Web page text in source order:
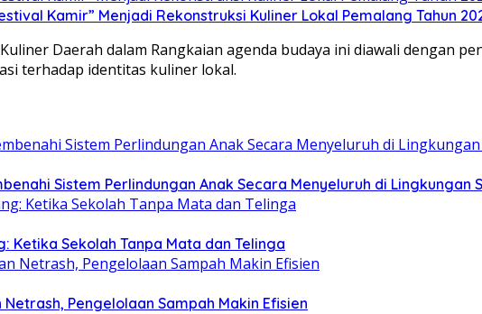
Kamir” Menjadi Rekonstruksi Kuliner Lokal Pemalang Tahun
Daerah dalam ​Rangkaian agenda budaya ini diawali dengan
terhadap identitas kuliner lokal.
Sistem Perlindungan Anak Secara Menyeluruh di Lingkungan
Ketika Sekolah Tanpa Mata dan Telinga
Pengelolaan Sampah Makin Efisien